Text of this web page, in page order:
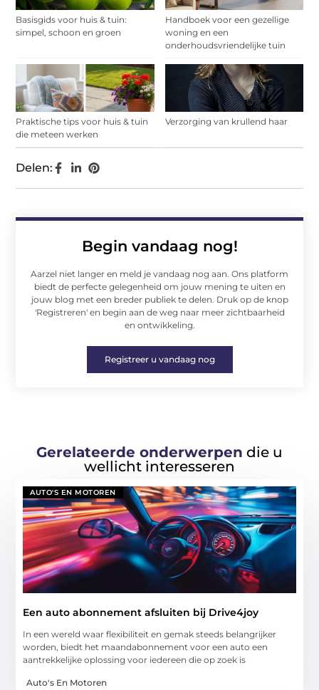
Basisgids voor huis & tuin:
simpel, schoon en groen
Handboek voor een gezellige
woning en een
onderhoudsvriendelijke tuin
Praktische tips voor huis & tuin
die meteen werken
Verzorging van krullend haar
Begin vandaag nog!
Aarzel niet langer en meld je vandaag nog aan. Ons platform
biedt de perfecte gelegenheid om jouw mening te uiten en
jouw blog met een breder publiek te delen. Druk op de knop
'Registreren' en begin aan de weg naar meer zichtbaarheid
en ontwikkeling.
Registreer u vandaag nog
Delen:
Gerelateerde onderwerpen die u
wellicht interesseren
AUTO'S EN MOTOREN
Een auto abonnement afsluiten bij Drive4joy
In een wereld waar flexibiliteit en gemak steeds belangrijker
worden, biedt het maandabonnement voor een auto een
aantrekkelijke oplossing voor iedereen die op zoek is
Auto's En Motoren